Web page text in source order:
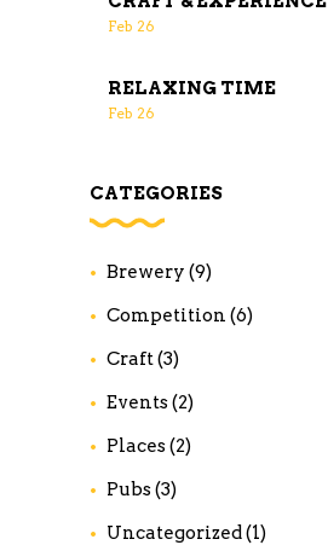
Feb 26
RELAXING TIME
Feb 26
CATEGORIES
Brewery (9)
Competition (6)
Craft(3)
Events(2)
Places(2)
Pubs(3)
Uncategorized(1)